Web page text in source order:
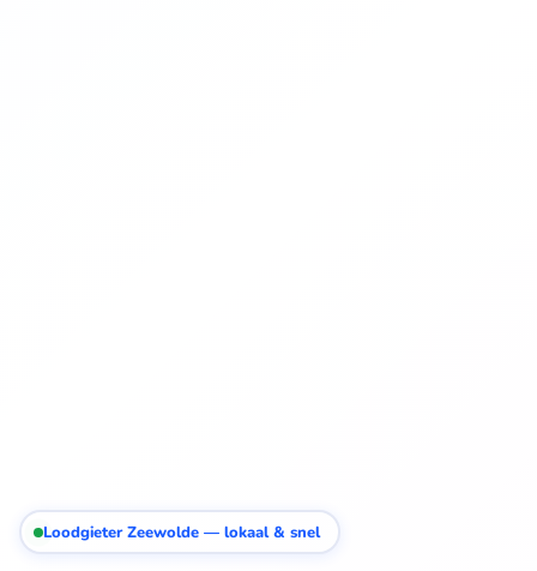
Loodgieter Zeewolde — lokaal & snel